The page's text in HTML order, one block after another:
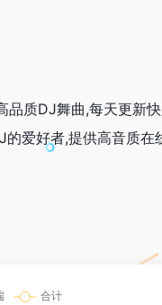
质DJ舞曲,每天更新
爱好者,提供高音质在